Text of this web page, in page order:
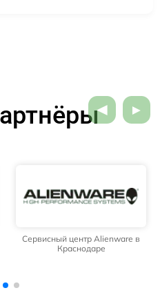
Сервисный центр Alienware в
Краснодаре